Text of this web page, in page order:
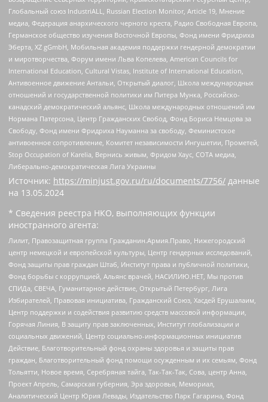
Глобальный союз IndustriALL, Russian Election Monitor, Article 19, Мнение
медиа, Федерация анархического черного креста, Радио Свободная Европа,
Германское общество изучения Восточной Европы, Фонд имени Фридриха
Эберта, XZ gGmbH, Мобильная академия поддержки гендерной демократии
и миротворчества, Форум имени Льва Копелева, American Councils for
International Education, Cultural Vistas, Institute of International Education,
Антивоенное движение Антальи, Открытый диалог, Школа международных
отношений и государственной политики им Питера Мунка, Российско-
канадский демократический альянс, Школа международных отношений им
Нормана Патерсона, Центр Гражданских Свобод, Фонд Бориса Немцова за
Свободу, Фонд имени Фридриха Науманна за свободу, Феминистское
антивоенное сопротивление, Комитет независимости Ингушетии, Прометей,
Stop Occupation of Karelia, Вернись живым, Фридом Хаус, СОТА медиа,
Либерально-демократическая Лига Украины
Источник: https://minjust.gov.ru/ru/documents/7756/ данные
на 13.05.2024
* Сведения реестра НКО, выполняющих функции
иностранного агента:
Лилит, Правозащитная группа Гражданин.Армия.Право, Нижегородский
центр немецкой и европейской культуры, Центр гендерных исследований,
Фонд защиты прав граждан Штаб, Институт права и публичной политики,
Фонд борьбы с коррупцией, Альянс врачей, НАСИЛИЮ.НЕТ, Мы против
СПИДа, СВЕЧА, Гуманитарное действие, Открытый Петербург, Лига
Избирателей, Правовая инициатива, Гражданский Союз, Хасдей Ерушалаим,
Центр поддержки и содействия развитию средств массовой информации,
Горячая Линия, В защиту прав заключенных, Институт глобализации и
социальных движений, Центр социально-информационных инициатив
Действие, Благотворительный фонд охраны здоровья и защиты прав
граждан, Благотворительный фонд помощи осужденным и их семьям, Фонд
Тольятти, Новое время, Серебряная тайга, Так-Так-Так, Сова, центр Анна,
Проект Апрель, Самарская губерния, Эра здоровья, Мемориал,
Аналитический Центр Юрия Левады, Издательство Парк Гагарина, Фонд